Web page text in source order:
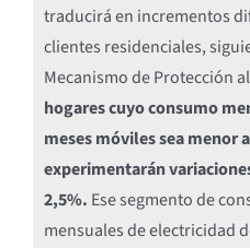
traducirá en incrementos
clientes residenciales,
Mecanismo de Protección
hogares cuyo consumo
meses móviles sea menor
experimentarán
2,5%. Ese segmento de
mensuales de electricidad